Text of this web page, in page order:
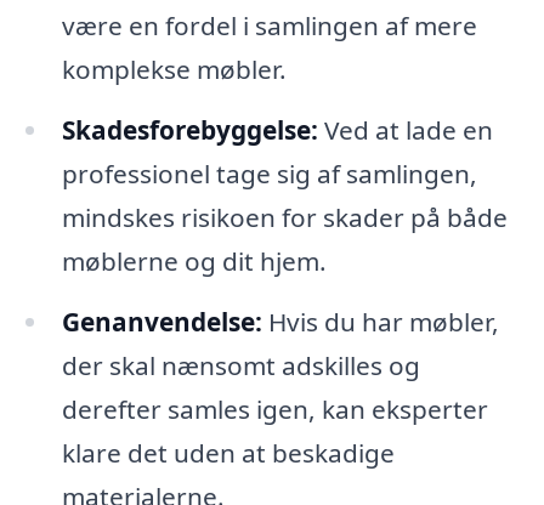
være en fordel i samlingen af mere
komplekse møbler.
Skadesforebyggelse: Ved at lade en
professionel tage sig af samlingen,
mindskes risikoen for skader på både
møblerne og dit hjem.
Genanvendelse: Hvis du har møbler,
der skal nænsomt adskilles og
derefter samles igen, kan eksperter
klare det uden at beskadige
materialerne.